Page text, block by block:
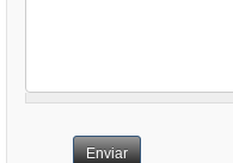
Enviar